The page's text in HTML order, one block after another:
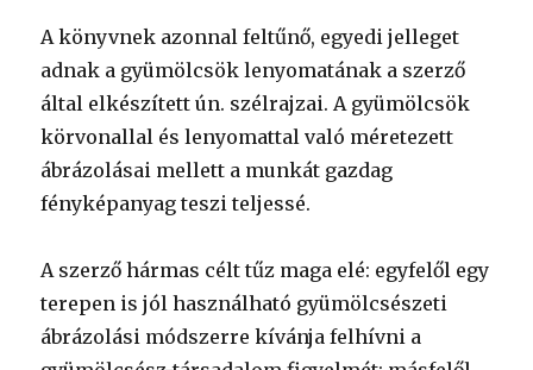
A könyvnek azonnal feltűnő, egyedi jelleget
adnak a gyümölcsök lenyomatának a szerző
által elkészített ún. szélrajzai. A gyümölcsök
körvonallal és lenyomattal való méretezett
ábrázolásai mellett a munkát gazdag
fényképanyag teszi teljessé.
A szerző hármas célt tűz maga elé: egyfelől egy
terepen is jól használható gyümölcsészeti
ábrázolási módszerre kívánja felhívni a